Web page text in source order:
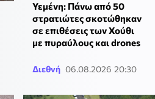
Υεμένη: Πάνω από 50
στρατιώτες σκοτώθηκαν
σε επιθέσεις των Χούθι
με πυραύλους και drones
Διεθνή 06.08.2026 20:30